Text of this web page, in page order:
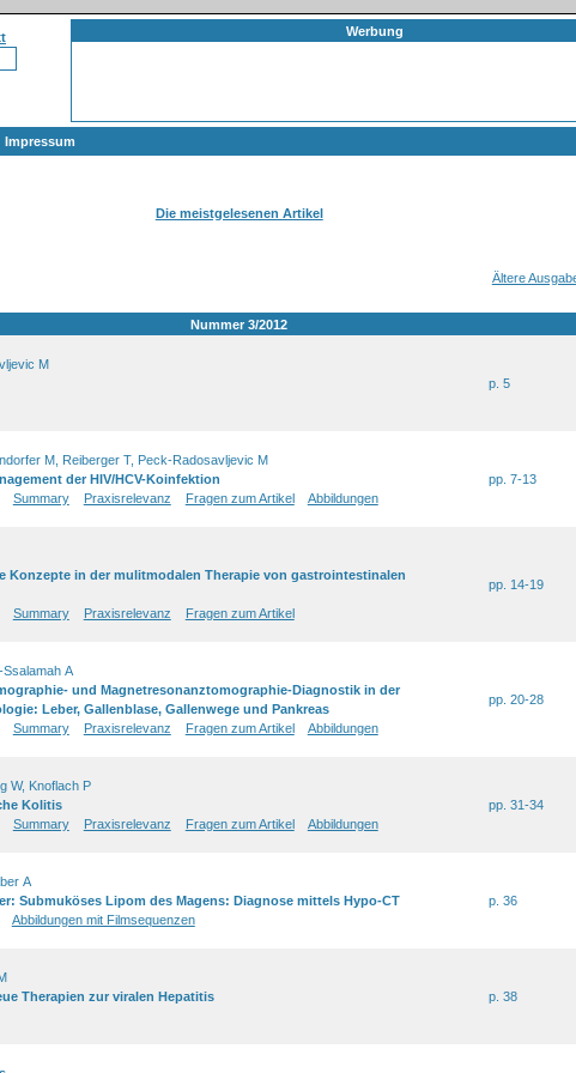
Werbung
Impressum
Die meistgelesenen Artikel
Ältere
Nummer 3/2012
M
p. 5
M, Reiberger T, Peck-Radosavljevic M
der HIV/HCV-Koinfektion
Summary Praxisrelevanz Fragen zum Artikel Abbildungen
pp. 7-13
Konzepte in der mulitmodalen Therapie von gastrointestinalen
Summary Praxisrelevanz Fragen zum Artikel
pp. 14-19
Ssalamah A
und Magnetresonanztomographie-Diagnostik in der
Leber, Gallenblase, Gallenwege und Pankreas
Summary Praxisrelevanz Fragen zum Artikel Abbildungen
pp. 20-28
W, Knoflach P
Kolitis
Summary Praxisrelevanz Fragen zum Artikel Abbildungen
pp. 31-34
A
Submuköses Lipom des Magens: Diagnose mittels Hypo-CT
Abbildungen mit Filmsequenzen
p. 36
Therapien zur viralen Hepatitis
p. 38